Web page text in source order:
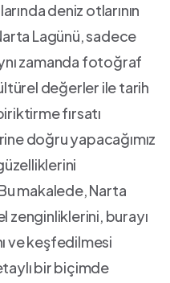
deniz otlarının
Lagünü, sadece
zamanda fotoğraf
değerler ile tarih
fırsatı⁤
doğru​ yapacağımız
makalede, Narta
zenginliklerini, burayı
ve keşfedilmesi
bir biçimde